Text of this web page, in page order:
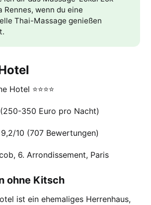
Rennes, wenn du eine
Thai-Massage genießen
Hotel ⭐️⭐️⭐️⭐️
350 Euro pro Nacht)
9,2/10 (707 Bewertungen)
6. Arrondissement, Paris
ohne Kitsch
ist ein ehemaliges Herrenhaus,